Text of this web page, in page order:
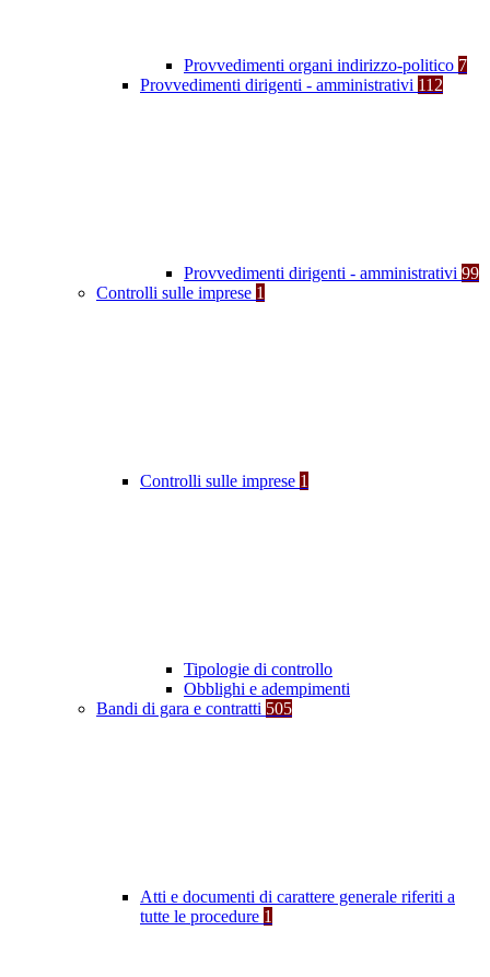
Provvedimenti organi indirizzo-politico 7
Provvedimenti dirigenti - amministrativi 112
Provvedimenti dirigenti - amministrativi 99
Controlli sulle imprese 1
Controlli sulle imprese 1
Tipologie di controllo
Obblighi e adempimenti
Bandi di gara e contratti 505
Atti e documenti di carattere generale riferiti a
tutte le procedure 1